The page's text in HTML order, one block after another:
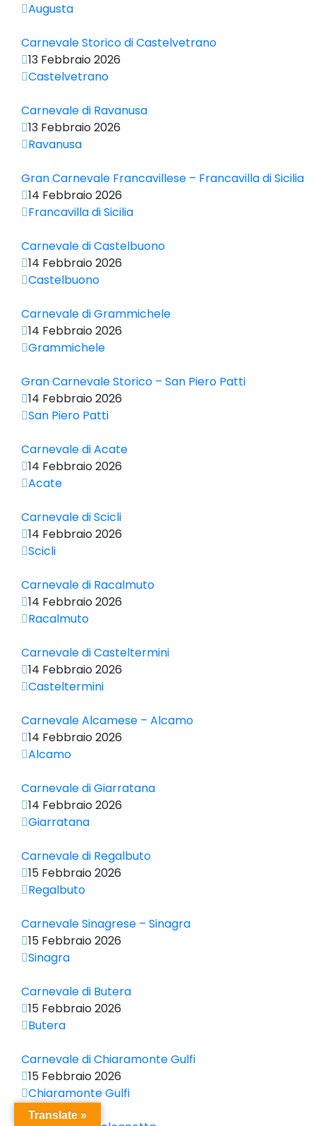
Augusta
Carnevale Storico di Castelvetrano
13 Febbraio 2026
Castelvetrano
Carnevale di Ravanusa
13 Febbraio 2026
Ravanusa
Gran Carnevale Francavillese – Francavilla di Sicilia
14 Febbraio 2026
Francavilla di Sicilia
Carnevale di Castelbuono
14 Febbraio 2026
Castelbuono
Carnevale di Grammichele
14 Febbraio 2026
Grammichele
Gran Carnevale Storico – San Piero Patti
14 Febbraio 2026
San Piero Patti
Carnevale di Acate
14 Febbraio 2026
Acate
Carnevale di Scicli
14 Febbraio 2026
Scicli
Carnevale di Racalmuto
14 Febbraio 2026
Racalmuto
Carnevale di Casteltermini
14 Febbraio 2026
Casteltermini
Carnevale Alcamese – Alcamo
14 Febbraio 2026
Alcamo
Carnevale di Giarratana
14 Febbraio 2026
Giarratana
Carnevale di Regalbuto
15 Febbraio 2026
Regalbuto
Carnevale Sinagrese – Sinagra
15 Febbraio 2026
Sinagra
Carnevale di Butera
15 Febbraio 2026
Butera
Carnevale di Chiaramonte Gulfi
15 Febbraio 2026
Chiaramonte Gulfi
Translate »